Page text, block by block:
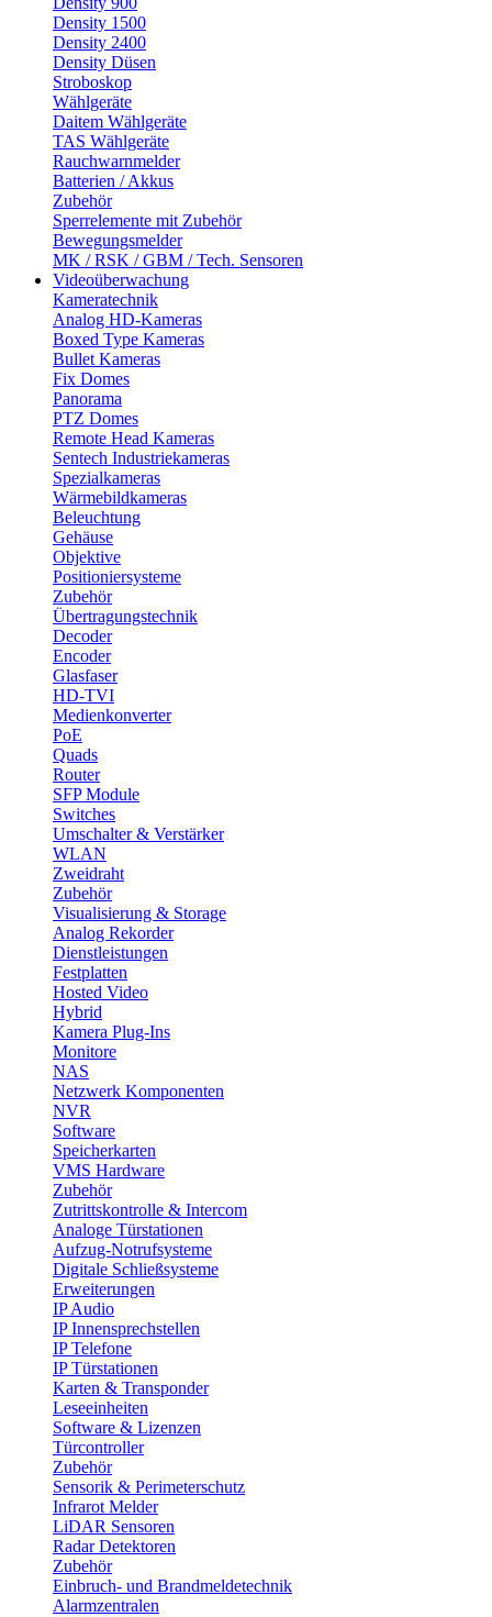
Density 1500
Density 2400
Density Düsen
Stroboskop
Wählgeräte
Daitem Wählgeräte
TAS Wählgeräte
Rauchwarnmelder
Batterien / Akkus
Zubehör
Sperrelemente mit Zubehör
Bewegungsmelder
MK / RSK / GBM / Tech. Sensoren
Videoüberwachung
Kameratechnik
Analog HD-Kameras
Boxed Type Kameras
Bullet Kameras
Fix Domes
Panorama
PTZ Domes
Remote Head Kameras
Sentech Industriekameras
Spezialkameras
Wärmebildkameras
Beleuchtung
Gehäuse
Objektive
Positioniersysteme
Zubehör
Übertragungstechnik
Decoder
Encoder
Glasfaser
HD-TVI
Medienkonverter
PoE
Quads
Router
SFP Module
Switches
Umschalter & Verstärker
WLAN
Zweidraht
Zubehör
Visualisierung & Storage
Analog Rekorder
Dienstleistungen
Festplatten
Hosted Video
Hybrid
Kamera Plug-Ins
Monitore
NAS
Netzwerk Komponenten
NVR
Software
Speicherkarten
VMS Hardware
Zubehör
Zutrittskontrolle & Intercom
Analoge Türstationen
Aufzug-Notrufsysteme
Digitale Schließsysteme
Erweiterungen
IP Audio
IP Innensprechstellen
IP Telefone
IP Türstationen
Karten & Transponder
Leseeinheiten
Software & Lizenzen
Türcontroller
Zubehör
Sensorik & Perimeterschutz
Infrarot Melder
LiDAR Sensoren
Radar Detektoren
Zubehör
Einbruch- und Brandmeldetechnik
Alarmzentralen